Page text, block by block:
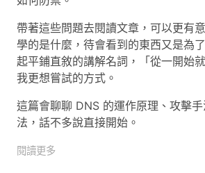
帶著這些問題去閱讀文章，可以更有
學的是什麼，待會看到的東西又是為
起平鋪直敘的講解名詞，「從一開始
我更想嘗試的方式。
這篇會聊聊 DNS 的運作原理、攻擊
法，話不多說直接開始。
閱讀更多